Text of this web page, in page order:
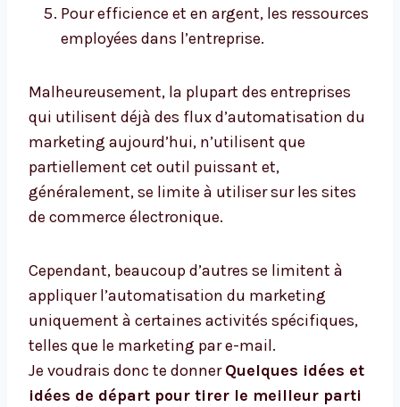
Pour efficience et en argent, les ressources
employées dans l’entreprise.
Malheureusement, la plupart des entreprises
qui utilisent déjà des flux d’automatisation du
marketing aujourd’hui, n’utilisent que
partiellement cet outil puissant et,
généralement, se limite à utiliser sur les sites
de commerce électronique.
Cependant, beaucoup d’autres se limitent à
appliquer l’automatisation du marketing
uniquement à certaines activités spécifiques,
telles que le marketing par e-mail.
Je voudrais donc te donnerQuelques idées et
idées de départ pour tirer le meilleur parti